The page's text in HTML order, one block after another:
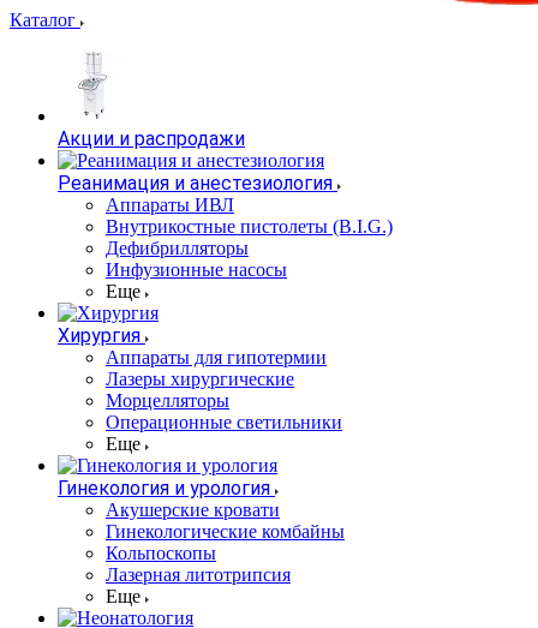
Каталог
Акции и распродажи
Реанимация и анестезиология
Аппараты ИВЛ
Внутрикостные пистолеты (B.I.G.)
Дефибрилляторы
Инфузионные насосы
Еще
Хирургия
Аппараты для гипотермии
Лазеры хирургические
Морцелляторы
Операционные светильники
Еще
Гинекология и урология
Акушерские кровати
Гинекологические комбайны
Кольпоскопы
Лазерная литотрипсия
Еще